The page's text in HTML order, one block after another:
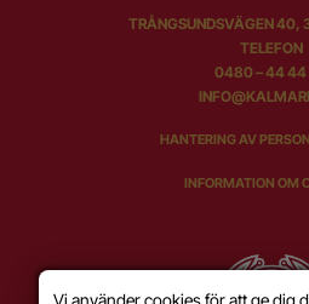
TRÅNGSUNDSVÄGEN 40,
TELEFON
0480 – 44
HANTERING AV
INFORMATION OM
Vi använder cookies för att ge dig